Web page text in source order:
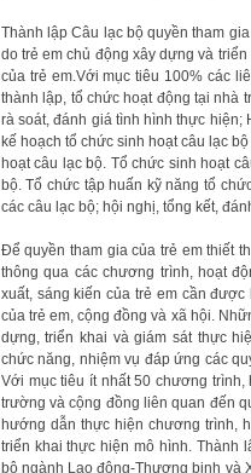
Thành lập Câu lạc bộ quyền tham
do trẻ em chủ động xây dựng và
của trẻ em.Với mục tiêu 100% các
thành lập, tổ chức hoạt động tại nhà
rà soát, đánh giá tình hình thực hiện;
kế hoạch tổ chức sinh hoạt câu lạc
hoạt câu lạc bộ. Tổ chức sinh hoạt
bộ. Tổ chức tập huấn kỹ năng tổ
các câu lạc bộ; hội nghị, tổng kết,
Để quyền tham gia của trẻ em thiết
thông qua các chương trình, hoạt
xuất, sáng kiến của trẻ em cần
của trẻ em, cộng đồng và xã hội.
dựng, triển khai và giám sát thực
chức năng, nhiệm vụ đáp ứng các
Với mục tiêu ít nhất 50 chương
trường và cộng đồng liên quan đến
hướng dẫn thực hiện chương trình,
triển khai thực hiện mô hình. Thành
bộ ngành Lao động-Thương binh và